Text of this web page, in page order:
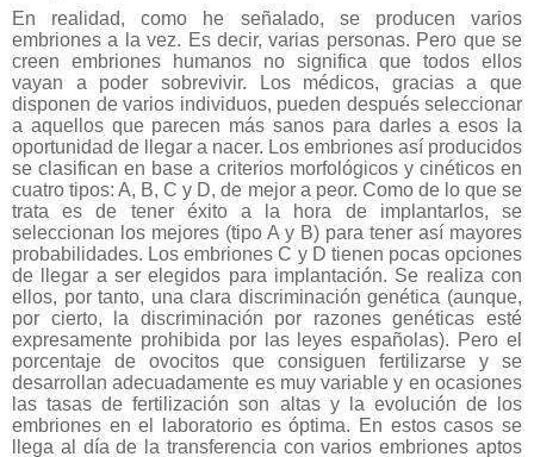
En realidad, como he señalado, se producen varios
embriones a la vez. Es decir, varias personas. Pero que se
creen embriones humanos no significa que todos ellos
vayan a poder sobrevivir. Los médicos, gracias a que
disponen de varios individuos, pueden después seleccionar
a aquellos que parecen más sanos para darles a esos la
oportunidad de llegar a nacer. Los embriones así producidos
se clasifican en base a criterios morfológicos y cinéticos en
cuatro tipos: A, B, C y D, de mejor a peor. Como de lo que se
trata es de tener éxito a la hora de implantarlos, se
seleccionan los mejores (tipo A y B) para tener así mayores
probabilidades. Los embriones C y D tienen pocas opciones
de llegar a ser elegidos para implantación. Se realiza con
ellos, por tanto, una clara discriminación genética (aunque,
por cierto, la discriminación por razones genéticas esté
expresamente prohibida por las leyes españolas). Pero el
porcentaje de ovocitos que consiguen fertilizarse y se
desarrollan adecuadamente es muy variable y en ocasiones
las tasas de fertilización son altas y la evolución de los
embriones en el laboratorio es óptima. En estos casos se
llega al día de la transferencia con varios embriones aptos